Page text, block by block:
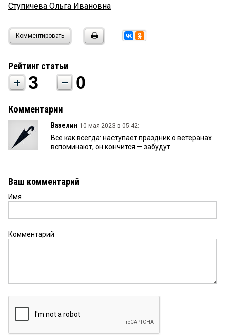
Ступичева Ольга Ивановна
Комментировать
Рейтинг статьи
3 0
Комментарии
Вазелин 10 мая 2023 в 05:42:
Все как всегда: наступает праздник о ветеранах
вспоминают, он кончится — забудут.
Ваш комментарий
Имя
Комментарий